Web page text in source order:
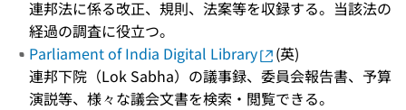
連邦法に係る改正、規則、法案等を収録する。当該法の
経過の調査に役立つ。
Parliament of India Digital Library
(英)
連邦下院（Lok Sabha）の議事録、委員会報告書、予算
演説等、様々な議会文書を検索・閲覧できる。